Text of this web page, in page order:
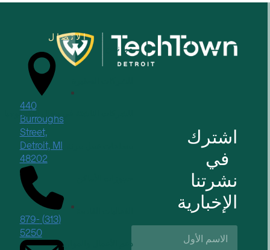
اشترك
في
نشرتنا
الإخبارية
الاسم
الأول*
من نحن
للشركات الناشئة في مجال التكنولوجيا
دعم الأعمال والموارد
الاتصال
440
Burroughs
Street,
Detroit, MI
48202
(313) 879-
5250